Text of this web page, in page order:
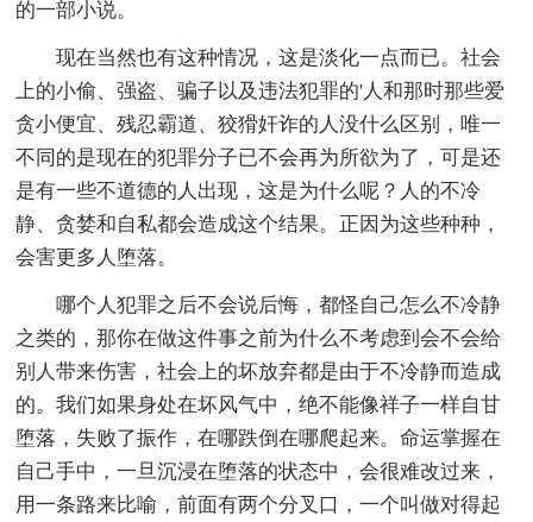
的一部小说。
现在当然也有这种情况，这是淡化一点而已。社会
上的小偷、强盗、骗子以及违法犯罪的'人和那时那些爱
贪小便宜、残忍霸道、狡猾奸诈的人没什么区别，唯一
不同的是现在的犯罪分子已不会再为所欲为了，可是还
是有一些不道德的人出现，这是为什么呢？人的不冷
静、贪婪和自私都会造成这个结果。正因为这些种种，
会害更多人堕落。
哪个人犯罪之后不会说后悔，都怪自己怎么不冷静
之类的，那你在做这件事之前为什么不考虑到会不会给
别人带来伤害，社会上的坏放弃都是由于不冷静而造成
的。我们如果身处在坏风气中，绝不能像祥子一样自甘
堕落，失败了振作，在哪跌倒在哪爬起来。命运掌握在
自己手中，一旦沉浸在堕落的状态中，会很难改过来，
用一条路来比喻，前面有两个分叉口，一个叫做对得起